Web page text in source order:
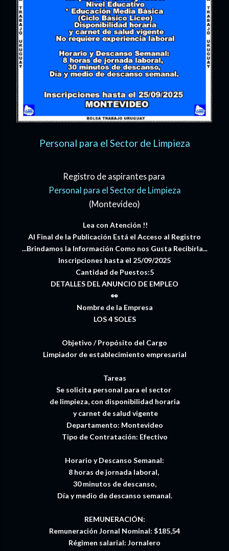
Personal para el Sector de Limpieza
Registro de aspirantes para
Personal para el Sector de Limpieza
(Montevideo)
Lea con Atención !!
Al Final de la Publicación Está el Acceso al Registro
...Brindamos la Información Como nos Gusta Recibirla...
Inscripciones hasta el 25/09/2025
Cantidad de Puestos:5
DETALLES DEL ANUNCIO DE EMPLEO
👀
Nombre de la Empresa
LOS 4 SOLES
Objetivo / Propósito del Cargo
Limpiador de establecimiento empresarial
Tareas
Se solicita personal para el sector
de limpieza, con disponibilidad horaria
y carnet de salud vigente
Departamento: Montevideo
Tipo de Contratación: Efectivo
Horario y Descanso Semanal:
8 horas de jornada laboral,
30 minutos de descanso,
Día y medio de descanso semanal.
REMUNERACIÓN:
Remuneración Jornal Nominal: $185,54
Régimen salarial: Jornalero